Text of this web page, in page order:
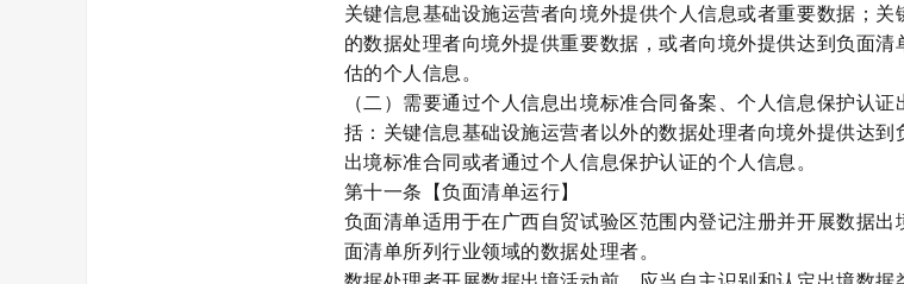
关键信息基础设施运营者向境外提供个人信息或者重要数据；
的数据处理者向境外提供重要数据，或者向境外提供达到负面
估的个人信息。
（二）需要通过个人信息出境标准合同备案、个人信息保护认证
括：关键信息基础设施运营者以外的数据处理者向境外提供达到
出境标准合同或者通过个人信息保护认证的个人信息。
第十一条【负面清单运行】
负面清单适用于在广西自贸试验区范围内登记注册并开展数据出
面清单所列行业领域的数据处理者。